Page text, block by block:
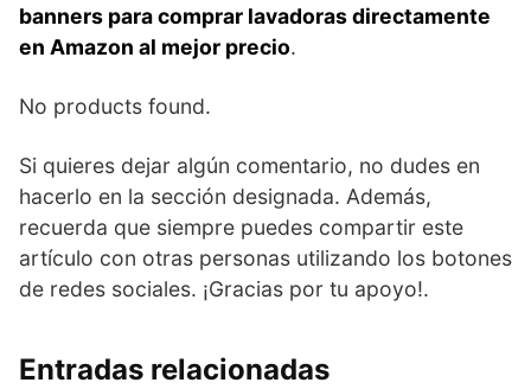
banners para comprar lavadoras directamente
en Amazon al mejor precio.
No products found.
Si quieres dejar algún comentario, no dudes en
hacerlo en la sección designada. Además,
recuerda que siempre puedes compartir este
artículo con otras personas utilizando los botones
de redes sociales. ¡Gracias por tu apoyo!.
Entradas relacionadas